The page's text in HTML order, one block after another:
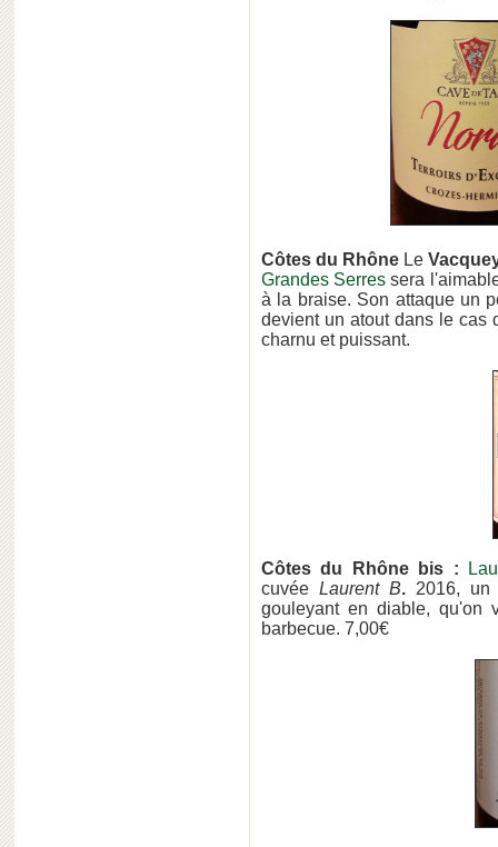
Côtes du Rhône Le
Grandes Serres sera
à la braise. Son attaque un
devient un atout dans le
charnu et puissant.
Côtes du Rhône bis :
cuvée Laurent B. 2016, un
gouleyant en diable, qu'on
barbecue. 7,00€